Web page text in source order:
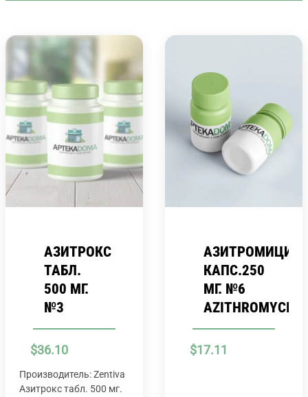
АЗИТРОКС
ТАБЛ.
500 МГ.
№3
$36.10
Производитель: Zentiva
Азитрокс табл. 500 мг.
АЗИТРОМИЦИН
КАПС.250
МГ. №6
AZITHROMYCIN.
$17.11